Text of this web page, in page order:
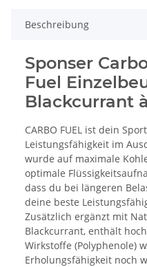
Beschreibung
Sponser
Fuel
Blackcurrant
CARBO FUEL ist dein
Leistungsfähigkeit im
wurde auf maximale
optimale
dass du bei längeren
deine beste
Zusätzlich ergänzt mit
Blackcurrant, enthält
Wirkstoffe (Polyphenole)
Erholungsfähigkeit noch